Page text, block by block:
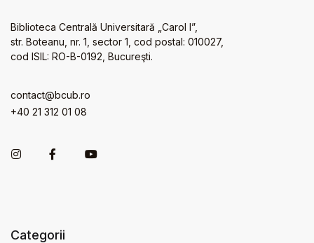
Biblioteca Centrală Universitară „Carol I”,
str. Boteanu, nr. 1, sector 1, cod postal: 010027,
cod ISIL: RO-B-0192, Bucureşti.
contact@bcub.ro
+40 21 312 01 08
Categorii